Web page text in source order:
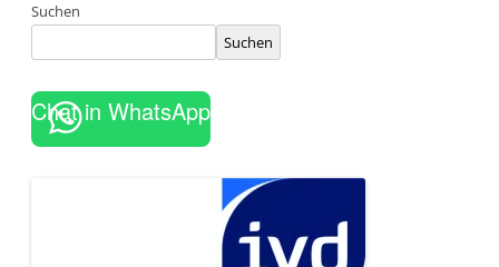
Suchen
Suchen
Chat in WhatsApp